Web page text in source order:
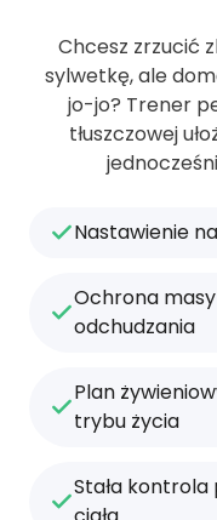
Chcesz zrzucić
sylwetkę, ale
jo-jo? Trener
tłuszczowej
Nastawienie
Ochrona
odchudzania
Plan
trybu życia
Stała kontrola